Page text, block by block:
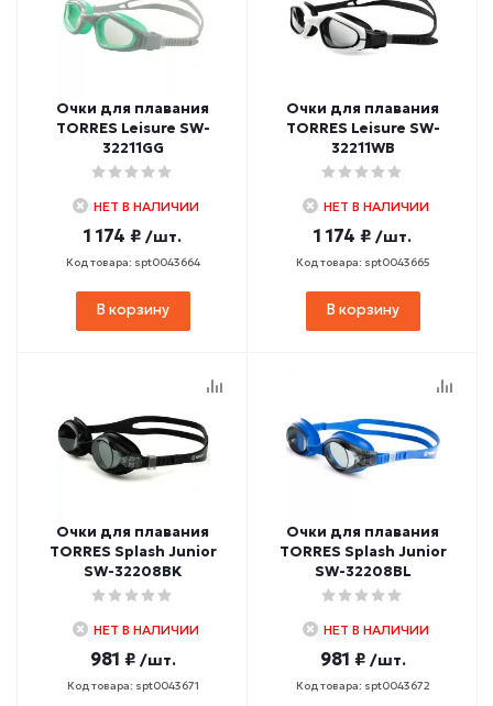
Очки для плавания
TORRES Leisure SW-
32211GG
НЕТ В НАЛИЧИИ
1 174 ₽ /шт.
Код товара: spt0043664
В корзину
Очки для плавания
TORRES Leisure SW-
32211WB
НЕТ В НАЛИЧИИ
1 174 ₽ /шт.
Код товара: spt0043665
В корзину
Очки для плавания
TORRES Splash Junior
SW-32208BK
НЕТ В НАЛИЧИИ
981 ₽ /шт.
Код товара: spt0043671
Очки для плавания
TORRES Splash Junior
SW-32208BL
НЕТ В НАЛИЧИИ
981 ₽ /шт.
Код товара: spt0043672